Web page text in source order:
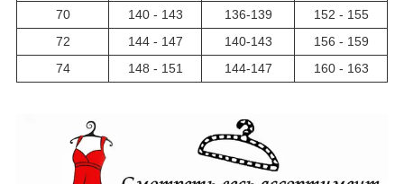
70
140 - 143 136-139
152 - 155
72
144 - 147 140-143
156 - 159
74
148 - 151 144-147 160 - 163